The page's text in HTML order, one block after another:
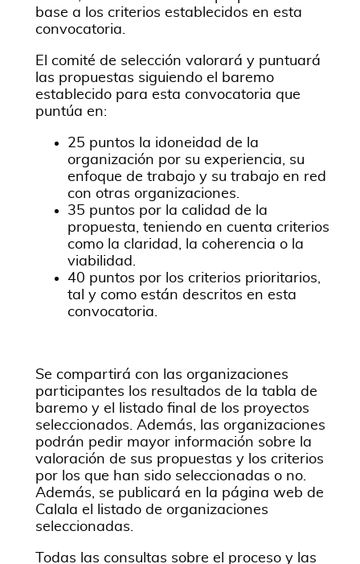
base a los criterios establecidos en esta
convocatoria.
El comité de selección valorará y puntuará
las propuestas siguiendo el baremo
establecido para esta convocatoria que
puntúa en:
25 puntos la idoneidad de la
organización por su experiencia, su
enfoque de trabajo y su trabajo en red
con otras organizaciones.
35 puntos por la calidad de la
propuesta, teniendo en cuenta criterios
como la claridad, la coherencia o la
viabilidad.
40 puntos por los criterios prioritarios,
tal y como están descritos en esta
convocatoria.
Se compartirá con las organizaciones
participantes los resultados de la tabla de
baremo y el listado final de los proyectos
seleccionados. Además, las organizaciones
podrán pedir mayor información sobre la
valoración de sus propuestas y los criterios
por los que han sido seleccionadas o no.
Además, se publicará en la página web de
Calala el listado de organizaciones
seleccionadas.
Todas las consultas sobre el proceso y las